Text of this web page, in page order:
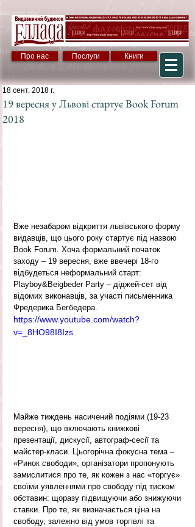
Про нас Послуги Книги
19 вересня у Львові стартує Book Forum
2018
18 сент. 2018 г.
Вже незабаром відкриття львівського форму
видавців, що цього року стартує під назвою
Book Forum. Хоча формальний початок
заходу – 19 вересня, вже ввечері 18-го
відбудеться неформальний старт:
Playboy&Beigbeder Party – діджей-сет від
відомих виконавців, за участі письменника
Фредерика Бегбедера.
https://www.youtube.com/watch?
v=_8HO98I8Izs
Майже тиждень насичений подіями (19-23
вересня), що включають книжкові
презентації, дискусії, автограф-сесії та
майстер-класи. Цьогорічна фокусна тема –
«Ринок свободи», організатори пропонують
замислитися про те, як кожен з нас «торгує»
своїми уявленнями про свободу під тиском
обставин: щоразу підвищуючи або знижуючи
ставки. Про те, як визначається ціна на
свободу, залежно від умов торгівлі та